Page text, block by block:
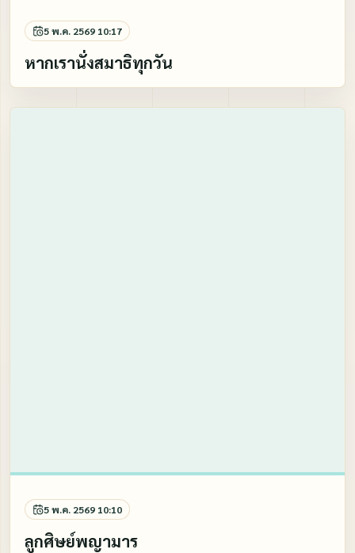
5 พ.ค. 2569 10:17
หากเรานั่งสมาธิทุกวัน
5 พ.ค. 2569 10:10
ลูกศิษย์พญามาร